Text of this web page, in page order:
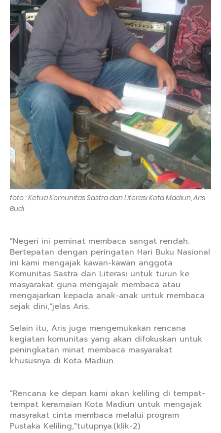
foto : Ketua Komunitas Sastra dan Literasi Kota Madiun, Aris
Budi
"Negeri ini peminat membaca sangat rendah.
Bertepatan dengan peringatan Hari Buku Nasional
ini kami mengajak kawan-kawan anggota
Komunitas Sastra dan Literasi untuk turun ke
masyarakat guna mengajak membaca atau
mengajarkan kepada anak-anak untuk membaca
sejak dini,"jelas Aris.
Selain itu, Aris juga mengemukakan rencana
kegiatan komunitas yang akan difokuskan untuk
peningkatan minat membaca masyarakat
khususnya di Kota Madiun.
"Rencana ke depan kami akan keliling di tempat-
tempat keramaian Kota Madiun untuk mengajak
masyrakat cinta membaca melalui program
Pustaka Keliling,"tutupnya.(klik-2)